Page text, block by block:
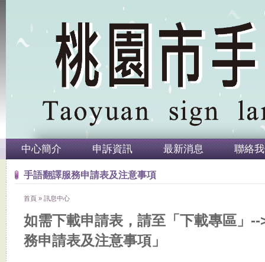
中心簡介 申訴資訊 最新消息 聯絡
手語翻譯服務申請表及注意事項
首頁 » 訊息中心
如需下載申請表，請至「下載專區」
務申請表及注意事項」